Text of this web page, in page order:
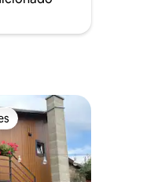
dos hóspedes